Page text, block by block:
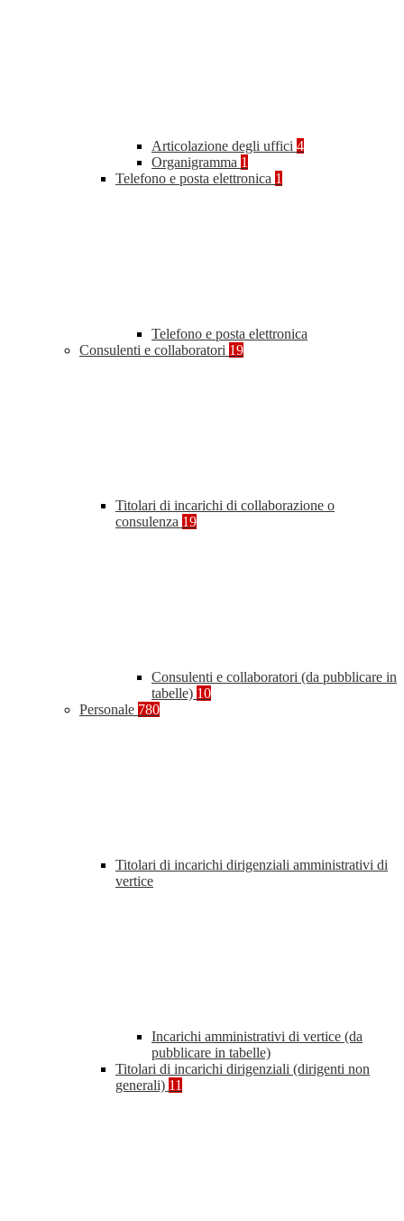
Articolazione degli uffici 4
Organigramma 1
Telefono e posta elettronica 1
Telefono e posta elettronica
Consulenti e collaboratori 19
Titolari di incarichi di collaborazione o
consulenza 19
Consulenti e collaboratori (da pubblicare in
tabelle) 10
Personale 780
Titolari di incarichi dirigenziali amministrativi di
vertice
Incarichi amministrativi di vertice (da
pubblicare in tabelle)
Titolari di incarichi dirigenziali (dirigenti non
generali) 11